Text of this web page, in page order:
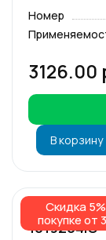
Номер
3126.00
В корзину
Скидка
покупке от
Чехол
1019204IC